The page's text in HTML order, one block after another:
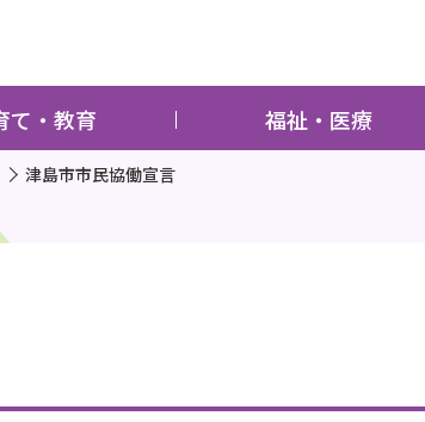
て・教育 福祉・医療
津島市市民協働宣言